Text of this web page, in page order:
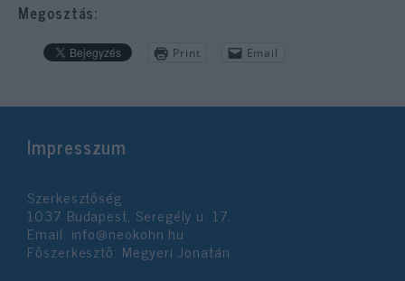
Megosztás:
Print Email
Impresszum
Szerkesztőség:
1037 Budapest, Seregély u. 17.
Email: info@neokohn.hu
Főszerkesztő: Megyeri Jonatán